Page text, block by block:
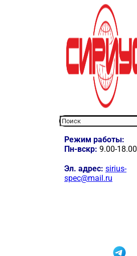
Режим работы:
Пн-вскр: 9.00-18.00
Эл. адрес: sirius-
spec@mail.ru